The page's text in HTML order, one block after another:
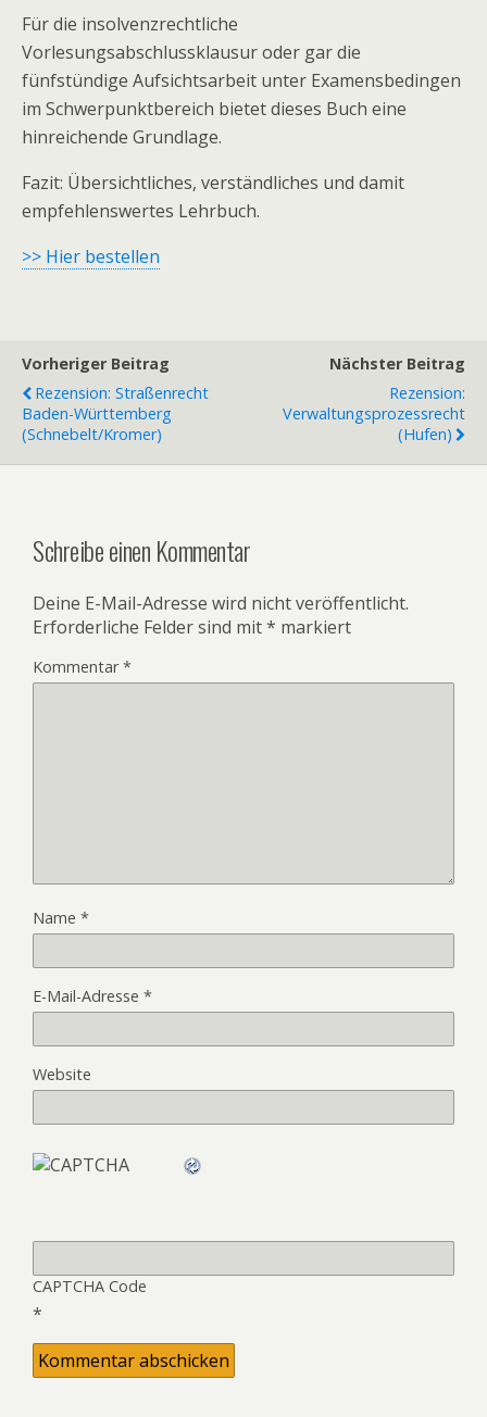
Für die insolvenzrechtliche
Vorlesungsabschlussklausur oder gar die
fünfstündige Aufsichtsarbeit unter Examensbedingen
im Schwerpunktbereich bietet dieses Buch eine
hinreichende Grundlage.
Fazit: Übersichtliches, verständliches und damit
empfehlenswertes Lehrbuch.
>> Hier bestellen
Vorheriger Beitrag
Rezension: Straßenrecht
Baden-Württemberg
(Schnebelt/Kromer)
Nächster Beitrag
Rezension:
Verwaltungsprozessrecht
(Hufen)
Schreibe einen Kommentar
Deine E-Mail-Adresse wird nicht veröffentlicht.
Erforderliche Felder sind mit* markiert
Kommentar*
Name *
E-Mail-Adresse *
Website
CAPTCHA Code
*